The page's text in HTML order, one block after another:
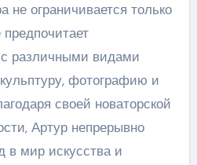
не ограничивается только
различными видами
фотографию и
своей новаторской
Артур непрерывно
в мир искусства и